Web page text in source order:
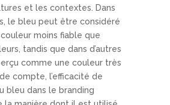
et les contextes. Dans
le bleu peut être considéré
moins fiable que
tandis que dans d’autres
comme une couleur très
compte, l’efficacité de
bleu dans le branding